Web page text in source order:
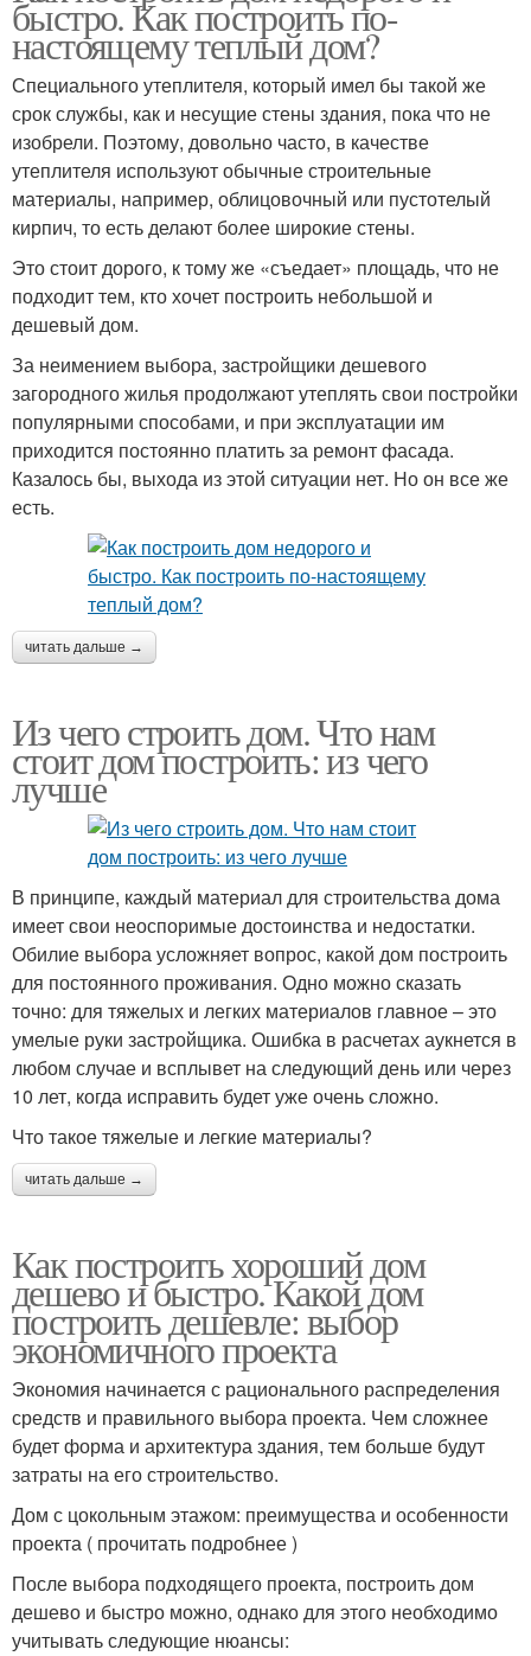
быстро. Как построить по-
настоящему теплый дом?
Специального утеплителя, который имел бы такой же
срок службы, как и несущие стены здания, пока что не
изобрели. Поэтому, довольно часто, в качестве
утеплителя используют обычные строительные
материалы, например, облицовочный или пустотелый
кирпич, то есть делают более широкие стены.
Это стоит дорого, к тому же «съедает» площадь, что не
подходит тем, кто хочет построить небольшой и
дешевый дом.
За неимением выбора, застройщики дешевого
загородного жилья продолжают утеплять свои постройки
популярными способами, и при эксплуатации им
приходится постоянно платить за ремонт фасада.
Казалось бы, выхода из этой ситуации нет. Но он все же
есть.
читать дальше →
Из чего строить дом. Что нам
стоит дом построить: из чего
лучше
В принципе, каждый материал для строительства дома
имеет свои неоспоримые достоинства и недостатки.
Обилие выбора усложняет вопрос, какой дом построить
для постоянного проживания. Одно можно сказать
точно: для тяжелых и легких материалов главное – это
умелые руки застройщика. Ошибка в расчетах аукнется в
любом случае и всплывет на следующий день или через
10 лет, когда исправить будет уже очень сложно.
Что такое тяжелые и легкие материалы?
читать дальше →
Как построить хороший дом
дешево и быстро. Какой дом
построить дешевле: выбор
экономичного проекта
Экономия начинается с рационального распределения
средств и правильного выбора проекта. Чем сложнее
будет форма и архитектура здания, тем больше будут
затраты на его строительство.
Дом с цокольным этажом: преимущества и особенности
проекта ( прочитать подробнее )
После выбора подходящего проекта, построить дом
дешево и быстро можно, однако для этого необходимо
учитывать следующие нюансы: